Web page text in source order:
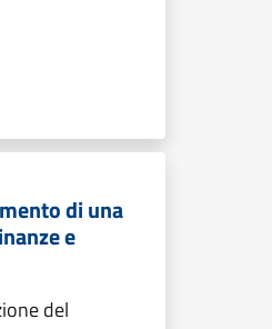
di una
e
del